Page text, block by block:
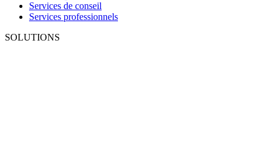
Services de conseil
Services professionnels
SOLUTIONS